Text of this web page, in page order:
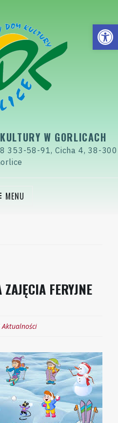
W GORLICACH
353-58-91, Cicha 4, 38-300
MENU
FERYJNE
Aktualności